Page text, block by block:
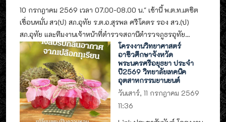
10 กรกฎาคม 2569 เวลา 07.00-08.00 น." เช้านี้ พ.ต.ท.เตชิต
เขื่อนหมั่น สว(ป) สภ.อุทัย ร.ต.อ.สุรพล ศรีโคตร รอง สว.(ป)
สภ.อุทัย และทีมงานเจ้าหน้าที่ตำรวจสถานีตำรวจภูธรอุทัย...
โครงงานวิทยาศาสตร์
อาชีวศึกษาจังหวัด
พระนครศรีอยุธยา ประจำ
ปี2569 วิทยาลัยเทคนิค
อุตสาหกรรมยานยนต์
วันเสาร์, 11 กรกฎาคม 2569
11:36